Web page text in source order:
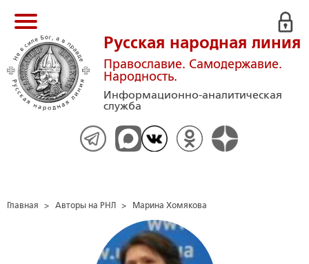
Русская народная линия
Православие. Самодержавие.
Народность.
Информационно-аналитическая
служба
Главная > Авторы на РНЛ > Марина Хомякова